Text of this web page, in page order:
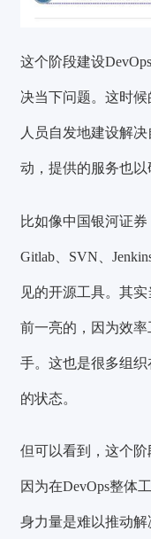
这个阶段建设
决当下问题。这时
人员自发地建设解
动，提供的服务也以
比如像中国银河证券
Gitlab、SVN、
见的开源工具。其
前一亮的，因为效
手。这也是很多组织
的状态。
但可以看到，这个阶
因为在DevOps整体
身力量是难以推动解